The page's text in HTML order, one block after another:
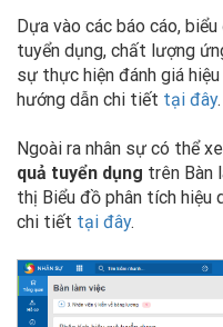
Dựa vào các báo cáo,
tuyển dụng, chất lượng
sự thực hiện đánh giá
hướng dẫn chi tiết tại đây.
Ngoài ra nhân sự có thể
quả tuyển dụng trên Bàn
thị Biểu đồ phân tích hiệu
chi tiết tại đây.